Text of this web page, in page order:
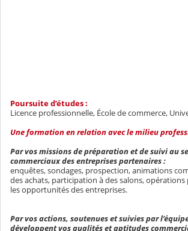
Poursuite d’études :
Licence professionnelle, École de commerce,
Une formation en relation avec le milieu
Par vos missions de préparation et de suivi au
commerciaux des entreprises partenaires :
enquêtes, sondages, prospection, animations
des achats, participation à des salons,
les opportunités des entreprises.
Par vos actions, soutenues et suivies par
développent vos qualités et aptitudes